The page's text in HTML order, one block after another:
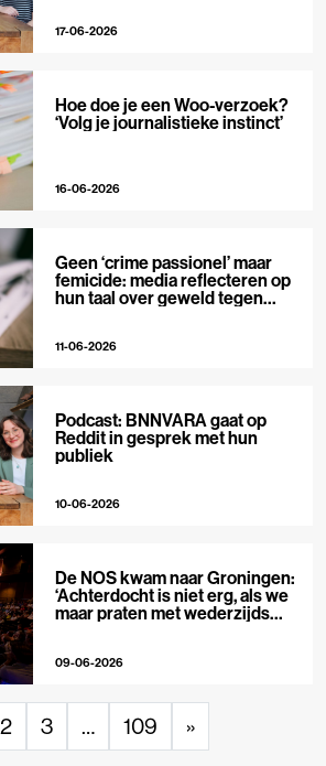
17-06-2026
Hoe doe je een Woo-verzoek?
‘Volg je journalistieke instinct’
16-06-2026
Geen ‘crime passionel’ maar
femicide: media reflecteren op
hun taal over geweld tegen
11-06-2026
Podcast: BNNVARA gaat op
Reddit in gesprek met hun
publiek
10-06-2026
De NOS kwam naar Groningen:
‘Achterdocht is niet erg, als we
maar praten met wederzijds
09-06-2026
2 3 … 109 »